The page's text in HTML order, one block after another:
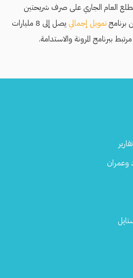
العام الجاري على صرف شريحتين
تمويل إجمالي
يصل إلى 8 مليارات
ببرنامج المرونة والاستدامة.
وعمران